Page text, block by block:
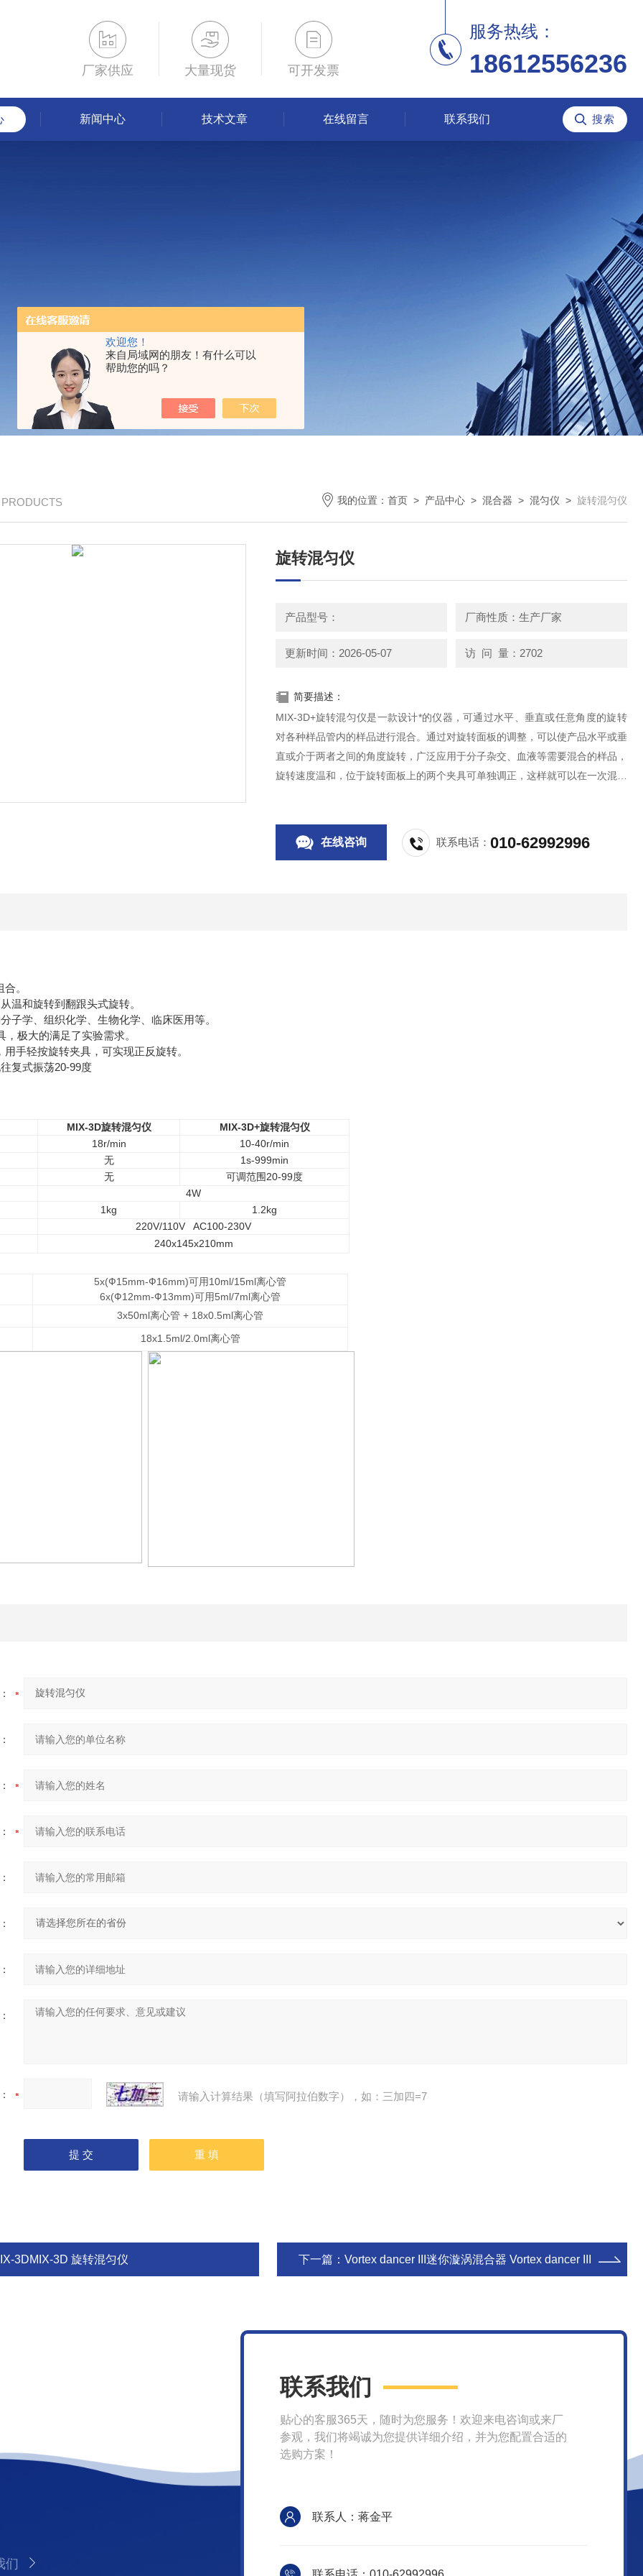
欢迎您！
来自局域网的朋友！有什么可以
帮助您的吗？
厂家供应 大量现货 可开发票
服务热线：
18612556236
新闻中心 技术文章 在线留言 联系我们
我的位置： 首页 > 产品中心 > 混合器 > 混匀仪 > 旋转混匀仪
旋转混匀仪
产品型号： 厂商性质：生产厂家
更新时间：2026-05-07 访 问 量：2702
简要描述：
MIX-3D+旋转混匀仪是一款设计*的仪器，可通过水平、垂直或任意角度的旋转
对各种样品管内的样品进行混合。通过对旋转面板的调整，可以使产品水平或垂
直或介于两者之间的角度旋转，广泛应用于分子杂交、血液等需要混合的样品，
旋转速度温和，位于旋转面板上的两个夹具可单独调正，这样就可以在一次混合
在线咨询 联系电话：010-62992996
。
温和旋转到翻跟头式旋转。
子学、组织化学、生物化学、临床医用等。
极大的满足了实验需求。
手轻按旋转夹具，可实现正反旋转。
复式振荡20-99度
MIX-3D旋转混匀仪 MIX-3D+旋转混匀仪
18r/min
10-40r/min
无
1s-999min
无 可调范围20-99度
4W
1kg
1.2kg
220V/110V AC100-230V
240x145x210mm
5x(Ф15mm-Ф16mm)可用10ml/15ml离心管
6x(Ф12mm-Ф13mm)可用5ml/7ml离心管
3x50ml离心管 + 18x0.5ml离心管
18x1.5ml/2.0ml离心管
请输入计算结果（填写阿拉伯数字），如：三加四=7
3DMIX-3D 旋转混匀仪 下一篇： Vortex dancer III迷你漩涡混合器 Vortex dancer III
们
联系我们
贴心的客服365天，随时为您服务！欢迎来电咨询或来厂
参观，我们将竭诚为您提供详细介绍，并为您配置合适的
选购方案！
联系人：蒋金平